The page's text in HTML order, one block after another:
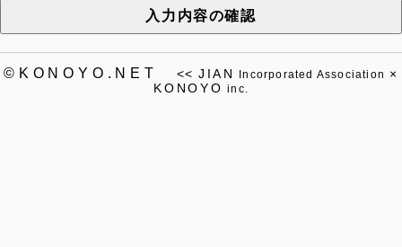
入力内容の確認
©KONOYO.NET << JIAN Incorporated Association ×
KONOYO inc.